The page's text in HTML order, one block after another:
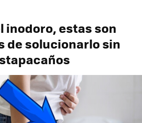
inodoro, estas son
de solucionarlo sin